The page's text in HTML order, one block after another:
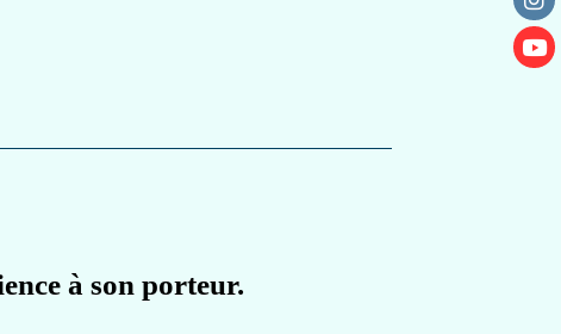
à son porteur.